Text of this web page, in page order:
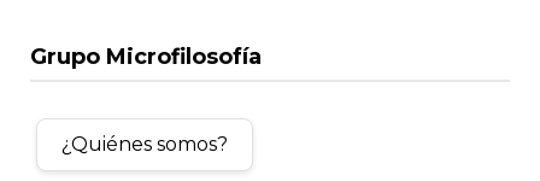
Grupo Microfilosofía
¿Quiénes somos?